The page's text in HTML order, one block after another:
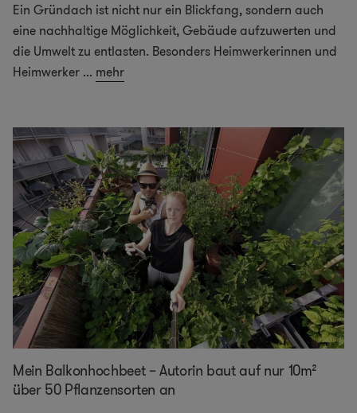
Ein Gründach ist nicht nur ein Blickfang, sondern auch
eine nachhaltige Möglichkeit, Gebäude aufzuwerten und
die Umwelt zu entlasten. Besonders Heimwerkerinnen und
Heimwerker ... mehr
Mein Balkonhochbeet – Autorin baut auf nur 10m²
über 50 Pflanzensorten an